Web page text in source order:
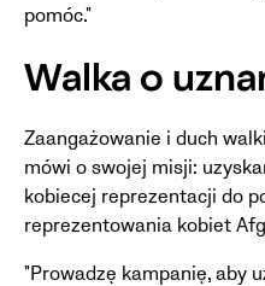
pomóc."
Walka o
Zaangażowanie i duch
mówi o swojej misji:
kobiecej reprezentacji do
reprezentowania kobiet
"Prowadzę kampanię, aby